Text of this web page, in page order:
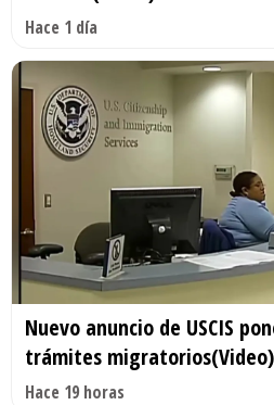
Hace 1 día
Nuevo anuncio de USCIS
trámites migratorios(Video)
Hace 19 horas